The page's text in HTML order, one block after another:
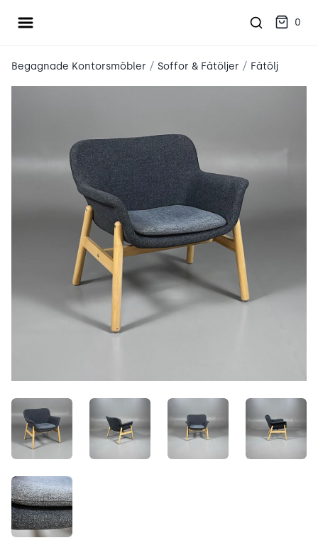
Öppna meny 0
Begagnade Kontorsmöbler / Soffor & Fåtöljer / Fåtölj
VLeDPxpF0oCm.jpeg0tqEXxOE3_EX.jpeg2BmPHsIkX3O2.jpeg
VcOBiASlTYIe.jpeg